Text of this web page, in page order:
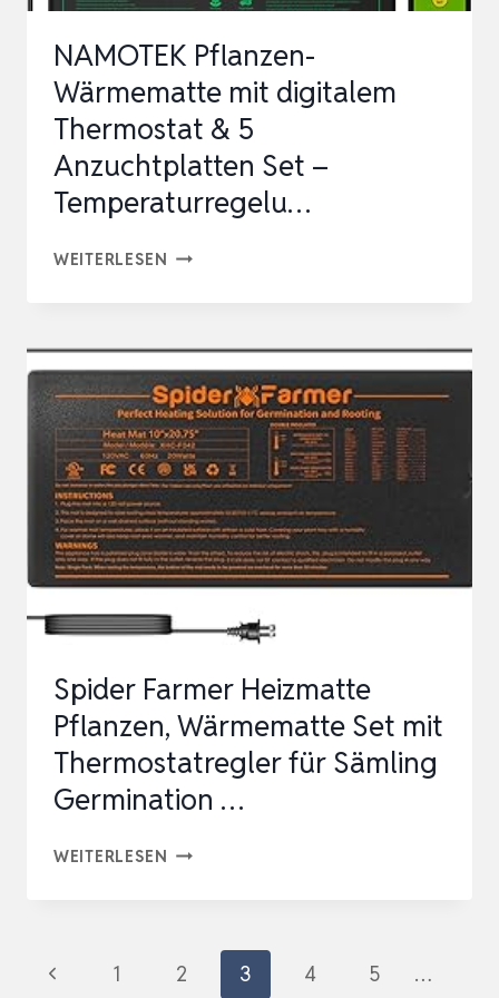
NAMOTEK Pflanzen-
Wärmematte mit digitalem
Thermostat & 5
Anzuchtplatten Set –
Temperaturregelu…
WEITERLESEN NAMOTEK
MIT
DIGITALEM
THERMOSTAT
&
5
ANZUCHTPLATTEN
SET
–
TEMPERATURREGELU…
Spider Farmer Heizmatte
Pflanzen, Wärmematte Set mit
Thermostatregler für Sämling
Germination …
WEITERLESEN SPIDER
PFLANZEN,
WÄRMEMATTE
Seitennavigation
Vorherige
1 2 3 4 5 …